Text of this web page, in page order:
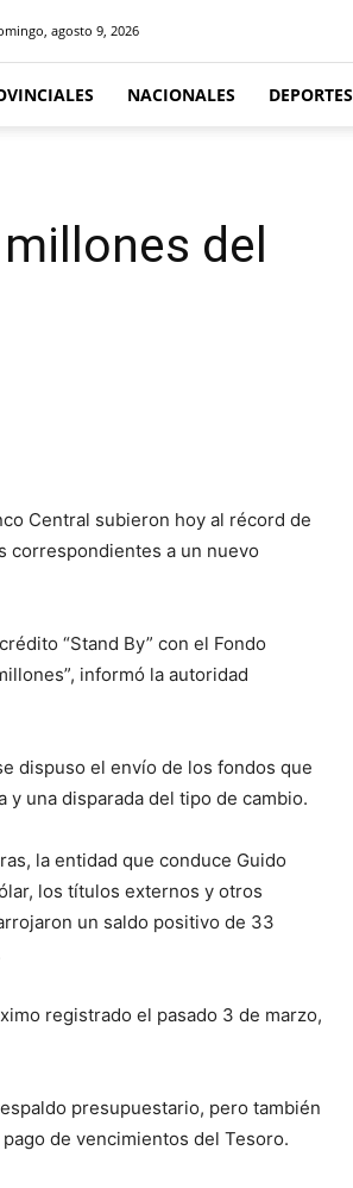
agosto 9, 2026
NACIONALES DEPORTES
del
Central subieron hoy al récord de
correspondientes a un nuevo
“Stand By” con el Fondo
informó la autoridad
dispuso el envío de los fondos que
una disparada del tipo de cambio.
la entidad que conduce Guido
los títulos externos y otros
un saldo positivo de 33
registrado el pasado 3 de marzo,
presupuestario, pero también
de vencimientos del Tesoro.